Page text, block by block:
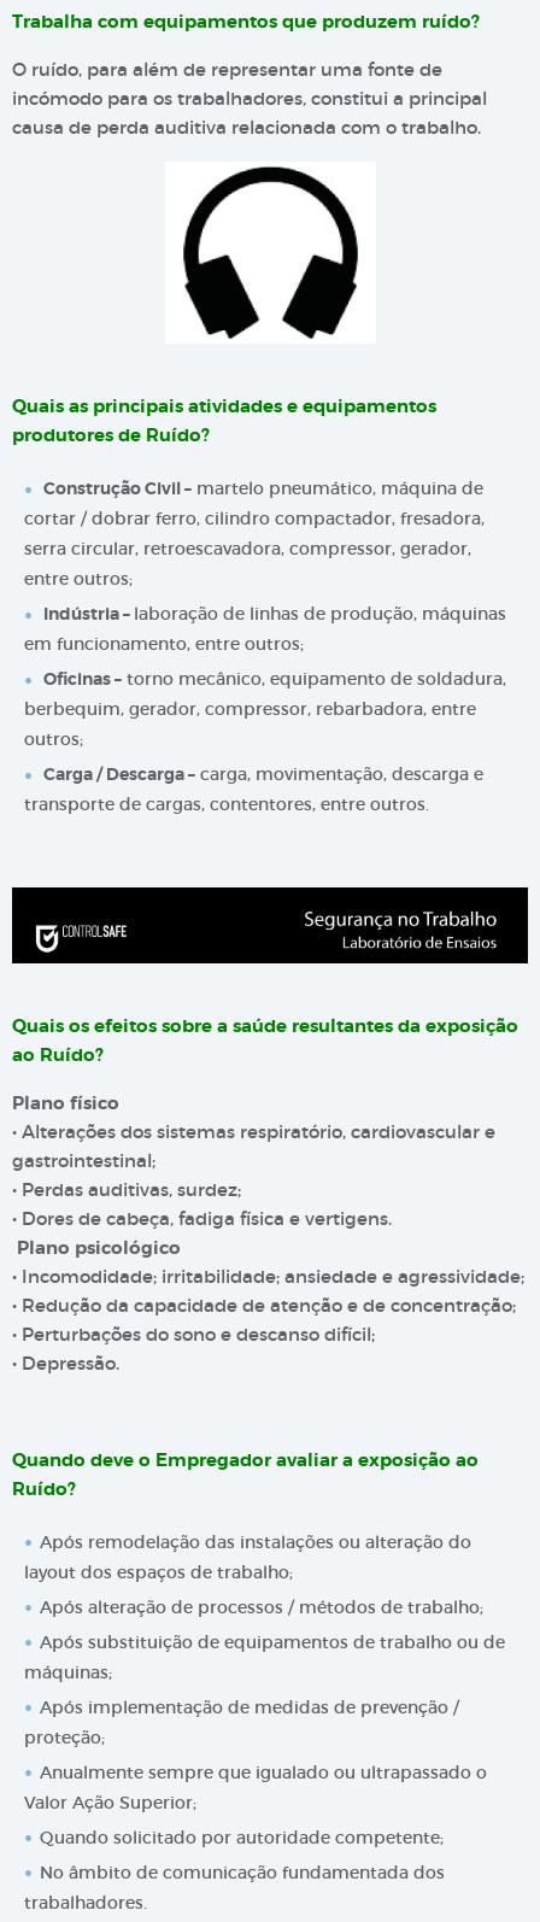
Trabalha com equipamentos que produzem ruído?
O ruído, para além de representar uma fonte de
incómodo para os trabalhadores, constitui a principal
causa de perda auditiva relacionada com o trabalho.
Quais as principais atividades e equipamentos
produtores de Ruído?
Construção Civil – martelo pneumático, máquina de
cortar / dobrar ferro, cilindro compactador, fresadora,
serra circular, retroescavadora, compressor, gerador,
entre outros;
Indústria – laboração de linhas de produção, máquinas
em funcionamento, entre outros;
Oficinas – torno mecânico, equipamento de soldadura,
berbequim, gerador, compressor, rebarbadora, entre
outros;
Carga / Descarga – carga, movimentação, descarga e
transporte de cargas, contentores, entre outros.
Quais os efeitos sobre a saúde resultantes da exposição
ao Ruído?
Plano físico
• Alterações dos sistemas respiratório, cardiovascular e
gastrointestinal;
• Perdas auditivas, surdez;
• Dores de cabeça, fadiga física e vertigens.
Plano psicológico
• Incomodidade; irritabilidade; ansiedade e agressividade;
• Redução da capacidade de atenção e de concentração;
• Perturbações do sono e descanso difícil;
• Depressão.
Quando deve o Empregador avaliar a exposição ao
Ruído?
Após remodelação das instalações ou alteração do
layout dos espaços de trabalho;
Após alteração de processos / métodos de trabalho;
Após substituição de equipamentos de trabalho ou de
máquinas;
Após implementação de medidas de prevenção /
proteção;
Anualmente sempre que igualado ou ultrapassado o
Valor Ação Superior;
Quando solicitado por autoridade competente;
No âmbito de comunicação fundamentada dos
trabalhadores.